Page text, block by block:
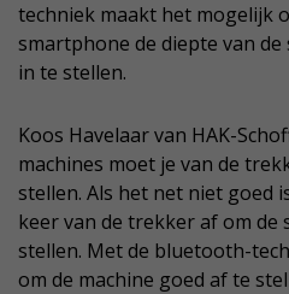
techniek maakt het mogelijk
smartphone de diepte van
in te stellen.
Koos Havelaar van HAK-
machines moet je van de
stellen. Als het net niet goed
keer van de trekker af om de
stellen. Met de bluetooth-
om de machine goed af te